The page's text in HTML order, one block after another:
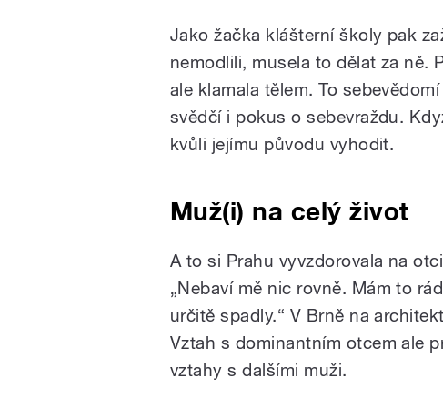
Jako žačka klášterní školy pak
nemodlili, musela to dělat za ně.
ale klamala tělem. To
svědčí i pokus o sebevraždu.
kvůli jejímu původu vyhodit.
Muž(i) na celý život
A to si Prahu vyvzdorovala na
„Nebaví mě nic rovně. Mám to
určitě spadly.“ V Brně na
Vztah s dominantním otcem ale
vztahy s dalšími muži.